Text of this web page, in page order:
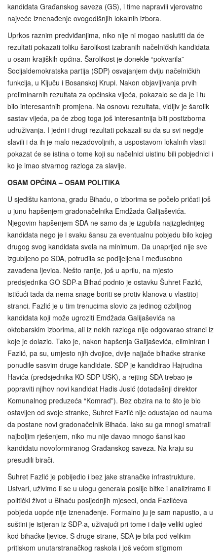
kandidata Građanskog saveza (GS), i time napravili vjerovatno
najveće iznenađenje ovogodišnjih lokalnih izbora.
Uprkos raznim predviđanjima, niko nije ni mogao naslutiti da će
rezultati pokazati toliku šarolikost izabranih načelničkih kandidata
u osam krajiških općina. Šarolikost je donekle “pokvarila”
Socijaldemokratska partija (SDP) osvajanjem dviju načelničkih
funkcija, u Ključu i Bosanskoj Krupi. Nakon objavljivanja prvih
preliminarnih rezultata za općinska vijeća, pokazalo se da je i tu
bilo interesantnih promjena. Na osnovu rezultata, vidljiv je šarolik
sastav vijeća, pa će zbog toga još interesantnija biti postizborna
udruživanja. I jedni i drugi rezultati pokazali su da su svi negdje
slavili i da ih je malo nezadovoljnih, a uspostavom lokalnih vlasti
pokazat će se istina o tome koji su načelnici uistinu bili pobjednici i
ko je imao stvarnog razloga za slavlje.
OSAM OPĆINA – OSAM POLITIKA
U sjedištu kantona, gradu Bihaću, o izborima se počelo pričati još
u junu hapšenjem gradonačelnika Emdžada Galijaševića.
Njegovim hapšenjem SDA ne samo da je izgubila najizglednijeg
kandidata nego je i svaku šansu za eventualnu pobjedu bilo kojeg
drugog svog kandidata svela na minimum. Da unaprijed nije sve
izgubljeno po SDA, potrudila se podijeljena i međusobno
zavađena ljevica. Nešto ranije, još u aprilu, na mjesto
predsjednika GO SDP-a Bihać podnio je ostavku Šuhret Fazlić,
ističući tada da nema snage boriti se protiv klanova u vlastitoj
stranci. Fazlić je u tim trenucima slovio za jedinog ozbiljnog
kandidata koji može ugroziti Emdžada Galijaševića na
oktobarskim izborima, ali iz nekih razloga nije odgovarao stranci iz
koje je dolazio. Tako je, nakon hapšenja Galijaševića, eliminiran i
Fazlić, pa su, umjesto njih dvojice, dvije najjače bihaćke stranke
ponudile sasvim druge kandidate. SDP je kandidirao Hajrudina
Havića (predsjednika KO SDP USK), a rejting SDA trebao je
popraviti njihov novi kandidat Hadis Jusić (dotadašnji direktor
Komunalnog preduzeća “Komrad”). Bez obzira na to što je bio
ostavljen od svoje stranke, Šuhret Fazlić nije odustajao od nauma
da postane novi gradonačelnik Bihaća. Iako su ga mnogi smatrali
najboljim rješenjem, niko mu nije davao mnogo šansi kao
kandidatu novoformiranog Građanskog saveza. Na kraju su
presudili birači.
Šuhret Fazlić je pobijedio i bez jake stranačke infrastrukture.
Ustvari, uživimo li se u ulogu generala poslije bitke i analiziramo li
politički život u Bihaću posljednjih mjeseci, onda Fazlićeva
pobjeda uopće nije iznenađenje. Formalno ju je sam napustio, a u
suštini je istjeran iz SDP-a, uživajući pri tome i dalje veliki ugled
kod bihaćke ljevice. S druge strane, SDA je bila pod velikim
pritiskom unutarstranačkog raskola i još većom stigmom